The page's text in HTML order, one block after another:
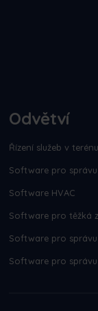
Odvětví
Řízení služeb v terénu
Software pro správu
Software HVAC
Software pro těžká
Software pro správu
Software pro